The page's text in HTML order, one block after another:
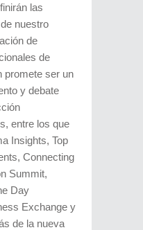
las
nuestro
de
de
promete ser un
y debate
entre los que
Insights, Top
Connecting
Summit,
Day
Exchange y
de la nueva